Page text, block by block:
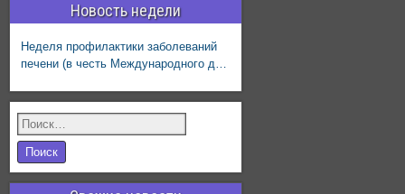
Новость недели
Неделя профилактики заболеваний
печени (в честь Международного дня